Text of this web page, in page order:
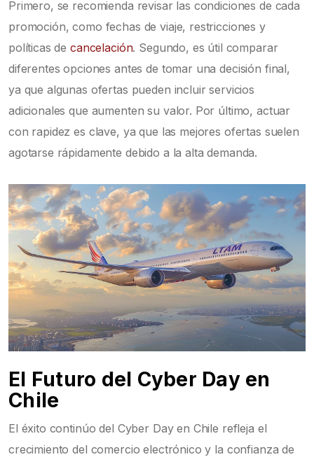
Primero, se recomienda revisar las condiciones de cada
promoción, como fechas de viaje, restricciones y
políticas decancelación. Segundo, es útil comparar
diferentes opciones antes de tomar una decisión final,
ya que algunas ofertas pueden incluir servicios
adicionales que aumenten su valor. Por último, actuar
con rapidez es clave, ya que las mejores ofertas suelen
agotarse rápidamente debido a la alta demanda.
El Futuro del Cyber Day en
Chile
El éxito continúo del Cyber Day en Chile refleja el
crecimiento del comercio electrónico y la confianza de